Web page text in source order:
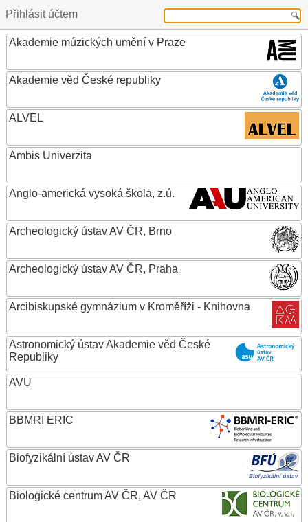
Přihlásit účtem
Akademie múzických umění v Praze
Akademie věd České republiky
ALVEL
Ambis Univerzita
Anglo-americká vysoká škola, z.ú.
Archeologický ústav AV ČR, Brno
Archeologický ústav AV ČR, Praha
Arcibiskupské gymnázium v Kroměříži - Knihovna
Astronomický ústav Akademie věd České
Republiky
AVU
BBMRI ERIC
Biofyzikální ústav AV ČR
Biologické centrum AV ČR, AV ČR